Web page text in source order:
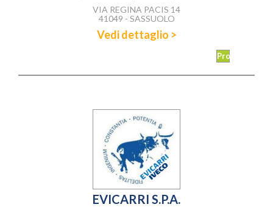
VIA REGINA PACIS 14
41049 - SASSUOLO
Vedi dettaglio >
Promozioni
EVICARRI S.P.A.